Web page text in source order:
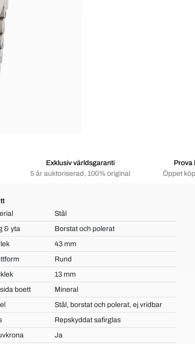
Exklusiv världsgaranti
5 år auktoriserad, 100% original
Prova
Öppet
Stål
& yta
Borstat och polerat
43 mm
Rund
13 mm
boett
Mineral
Stål, borstat och polerat, ej vridbar
Repskyddat safirglas
Ja